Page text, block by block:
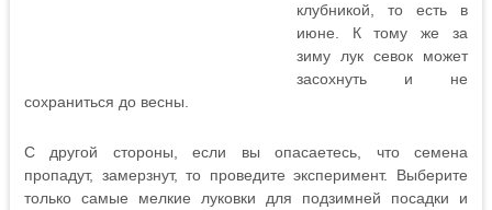
клубникой, то есть в
июне. К тому же за
зиму лук севок может
засохнуть и не
сохраниться до весны.
С другой стороны, если вы опасаетесь, что семена
пропадут, замерзнут, то проведите эксперимент. Выберите
только самые мелкие луковки для подзимней посадки и